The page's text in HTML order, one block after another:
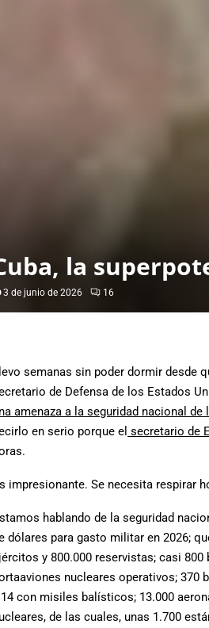
la
3 de junio de 2026 16
semanas sin poder dormir desde
de Defensa de los Estados
amenaza a la seguridad nacional de
en serio porque el secretario de
impresionante. Se necesita respirar
hablando de la seguridad
dólares para gasto militar en 2026;
y 800.000 reservistas; casi
nucleares operativos; 370
con misiles balísticos; 13.000
de las cuales, unas 1.700